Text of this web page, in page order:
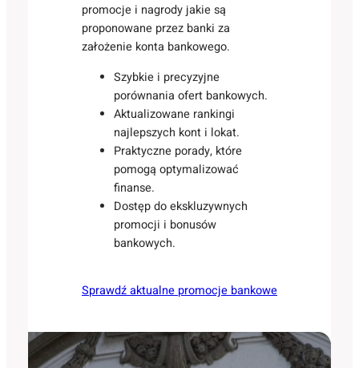
promocje i nagrody jakie są
proponowane przez banki za
założenie konta bankowego.
Szybkie i precyzyjne
porównania ofert bankowych.
Aktualizowane rankingi
najlepszych kont i lokat.
Praktyczne porady, które
pomogą optymalizować
finanse.
Dostęp do ekskluzywnych
promocji i bonusów
bankowych.
Sprawdź aktualne promocje bankowe